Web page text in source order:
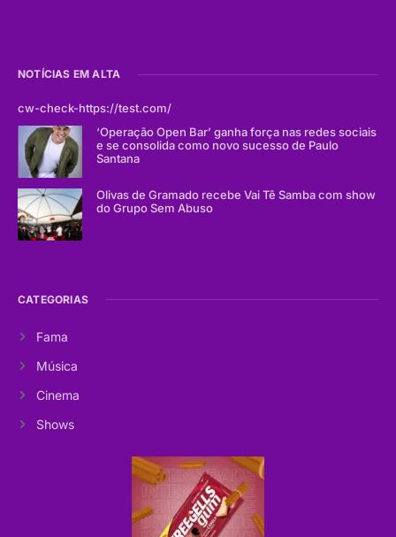
NOTÍCIAS EM ALTA
cw-check-https://test.com/
‘Operação Open Bar’ ganha força nas redes sociais
e se consolida como novo sucesso de Paulo
Santana
Olivas de Gramado recebe Vai Tê Samba com show
do Grupo Sem Abuso
CATEGORIAS
Fama
Música
Cinema
Shows